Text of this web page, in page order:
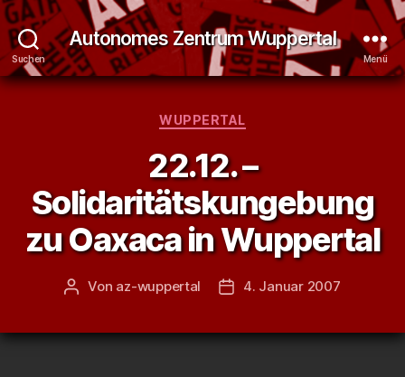
Suchen
Autonomes Zentrum Wuppertal
Menü
Kategorien
WUPPERTAL
22.12. –
Solidaritätskungebung
zu Oaxaca in Wuppertal
Beitragsautor
Von az-wuppertal Veröffentlichungsdatum
4. Januar 2007